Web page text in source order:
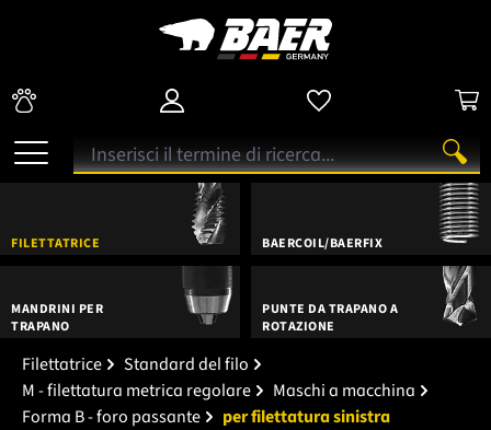
FILETTATRICE BAERCOIL/BAERFIX
MANDRINI PER
TRAPANO
PUNTE DA TRAPANO A
ROTAZIONE
Filettatrice
Standard del filo
M - filettatura metrica regolare
Maschi a macchina
Forma B - foro passante
per filettatura sinistra